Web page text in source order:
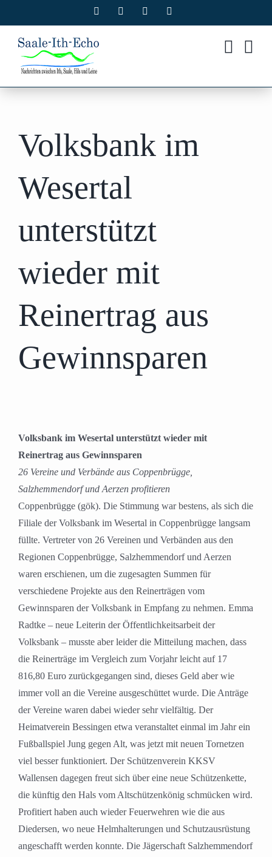
Inhalt
springen
Facebook Instagram
Volksbank im
Wesertal
unterstützt
wieder mit
Reinertrag aus
Gewinnsparen
Volksbank im Wesertal unterstützt wieder mit
Reinertrag aus Gewinnsparen
26 Vereine und Verbände aus Coppenbrügge,
Salzhemmendorf und Aerzen profitieren
Coppenbrügge (gök). Die Stimmung war bestens, als sich die
Filiale der Volksbank im Wesertal in Coppenbrügge langsam
füllte. Vertreter von 26 Vereinen und Verbänden aus den
Regionen Coppenbrügge, Salzhemmendorf und Aerzen
waren erschienen, um die zugesagten Summen für
verschiedene Projekte aus den Reinerträgen vom
Gewinnsparen der Volksbank in Empfang zu nehmen. Emma
Radtke – neue Leiterin der Öffentlichkeitsarbeit der
Volksbank – musste aber leider die Mitteilung machen, dass
die Reinerträge im Vergleich zum Vorjahr leicht auf 17
816,80 Euro zurückgegangen sind, dieses Geld aber wie
immer voll an die Vereine ausgeschüttet wurde. Die Anträge
der Vereine waren dabei wieder sehr vielfältig. Der
Heimatverein Bessingen etwa veranstaltet einmal im Jahr ein
Fußballspiel Jung gegen Alt, was jetzt mit neuen Tornetzen
viel besser funktioniert. Der Schützenverein KKSV
Wallensen dagegen freut sich über eine neue Schützenkette,
die künftig den Hals vom Altschützenkönig schmücken wird.
Profitiert haben auch wieder Feuerwehren wie die aus
Diedersen, wo neue Helmhalterungen und Schutzausrüstung
angeschafft werden konnte. Die Jägerschaft Salzhemmendorf